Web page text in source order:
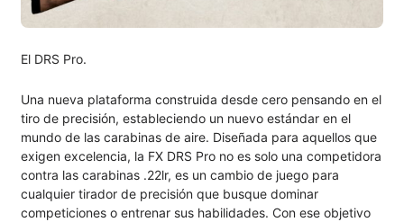
El DRS Pro.
Una nueva plataforma construida desde cero pensando en el
tiro de precisión, estableciendo un nuevo estándar en el
mundo de las carabinas de aire. Diseñada para aquellos que
exigen excelencia, la FX DRS Pro no es solo una competidora
contra las carabinas .22lr, es un cambio de juego para
cualquier tirador de precisión que busque dominar
competiciones o entrenar sus habilidades. Con ese objetivo